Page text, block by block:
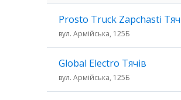
Prosto Truck Zapchasti
вул. Армійська, 125Б
Global Electro Тячів
вул. Армійська, 125Б